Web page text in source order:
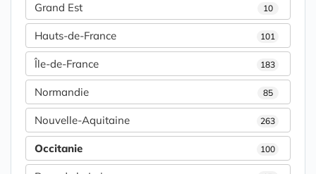
Grand Est 10
Hauts-de-France 101
Île-de-France 183
Normandie 85
Nouvelle-Aquitaine 263
Occitanie 100